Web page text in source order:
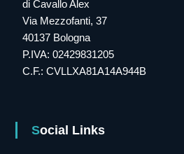
di Cavallo Alex
Via Mezzofanti, 37
40137 Bologna
P.IVA: 02429831205
C.F.: CVLLXA81A14A944B
Social Links